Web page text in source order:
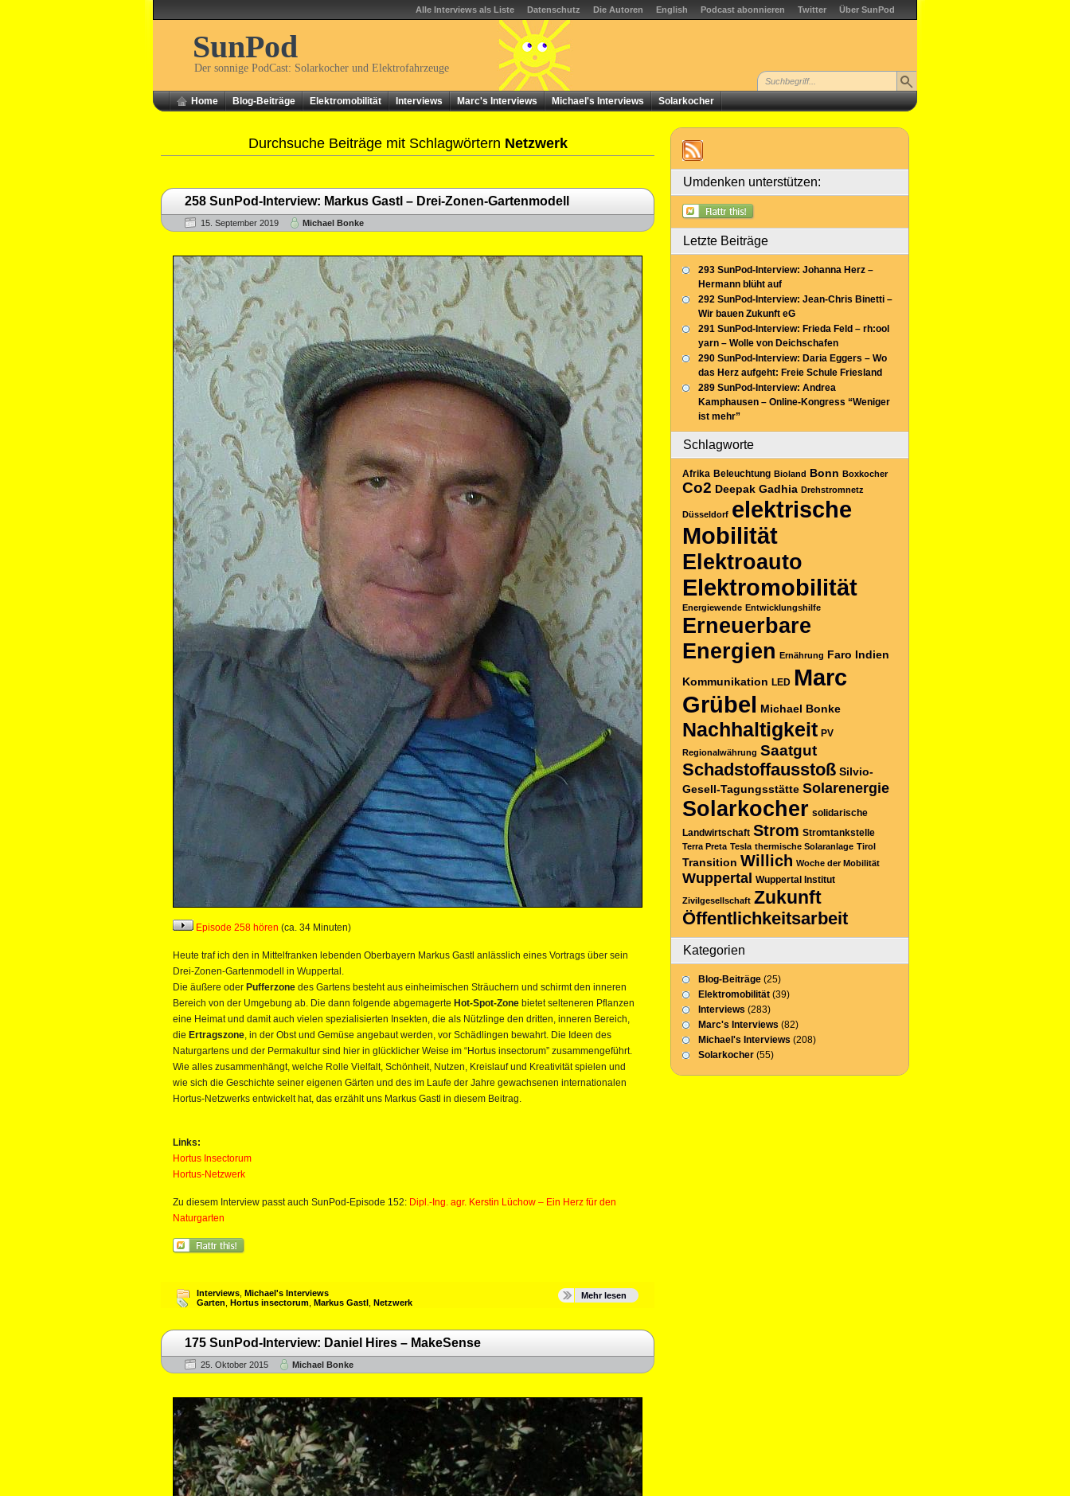
Alle Interviews als Liste Datenschutz Die Autoren English Podcast abonnieren Twitter Über SunPod
SunPod
Der sonnige PodCast: Solarkocher und Elektrofahrzeuge
Home Blog-Beiträge Elektromobilität Interviews Marc's Interviews Michael's Interviews Solarkocher
Durchsuche Beiträge mit Schlagwörtern Netzwerk
258 SunPod-Interview: Markus Gastl – Drei-Zonen-Gartenmodell
15. September 2019 Michael Bonke
Episode 258 hören (ca. 34 Minuten)
Heute traf ich den in Mittelfranken lebenden Oberbayern Markus Gastl anlässlich eines Vortrags über sein
Drei-Zonen-Gartenmodell in Wuppertal.
Die äußere oder Pufferzone des Gartens besteht aus einheimischen Sträuchern und schirmt den inneren
Bereich von der Umgebung ab. Die dann folgende abgemagerte Hot-Spot-Zone bietet selteneren Pflanzen
eine Heimat und damit auch vielen spezialisierten Insekten, die als Nützlinge den dritten, inneren Bereich,
die Ertragszone, in der Obst und Gemüse angebaut werden, vor Schädlingen bewahrt. Die Ideen des
Naturgartens und der Permakultur sind hier in glücklicher Weise im “Hortus insectorum” zusammengeführt.
Wie alles zusammenhängt, welche Rolle Vielfalt, Schönheit, Nutzen, Kreislauf und Kreativität spielen und
wie sich die Geschichte seiner eigenen Gärten und des im Laufe der Jahre gewachsenen internationalen
Hortus-Netzwerks entwickelt hat, das erzählt uns Markus Gastl in diesem Beitrag.
Links:
Hortus Insectorum
Hortus-Netzwerk
Zu diesem Interview passt auch SunPod-Episode 152: Dipl.-Ing. agr. Kerstin Lüchow – Ein Herz für den
Naturgarten
Interviews Michael's Interviews
Garten Hortus insectorum Markus Gastl Netzwerk
Mehr lesen
175 SunPod-Interview: Daniel Hires – MakeSense
25. Oktober 2015 Michael Bonke
Umdenken unterstützen:
Letzte Beiträge
293 SunPod-Interview: Johanna Herz –
Hermann blüht auf
292 SunPod-Interview: Jean-Chris Binetti –
Wir bauen Zukunft eG
291 SunPod-Interview: Frieda Feld – rh:ool
yarn – Wolle von Deichschafen
290 SunPod-Interview: Daria Eggers – Wo
das Herz aufgeht: Freie Schule Friesland
289 SunPod-Interview: Andrea
Kamphausen – Online-Kongress “Weniger
ist mehr”
Schlagworte
Afrika Beleuchtung Bioland Bonn Boxkocher
Co2 Deepak Gadhia Drehstromnetz
Düsseldorf elektrische
Mobilität
Elektroauto
Elektromobilität
Energiewende Entwicklungshilfe
Erneuerbare
Energien Ernährung Faro Indien
Kommunikation LED Marc
Grübel Michael Bonke
Nachhaltigkeit PV
Regionalwährung Saatgut
Schadstoffausstoß Silvio-
Gesell-Tagungsstätte Solarenergie
Solarkocher solidarische
Landwirtschaft Strom Stromtankstelle
Terra Preta Tesla thermische Solaranlage Tirol
Transition Willich Woche der Mobilität
Wuppertal Wuppertal Institut
Zivilgesellschaft Zukunft
Öffentlichkeitsarbeit
Kategorien
Blog-Beiträge (25)
Elektromobilität (39)
Interviews (283)
Marc's Interviews (82)
Michael's Interviews (208)
Solarkocher (55)